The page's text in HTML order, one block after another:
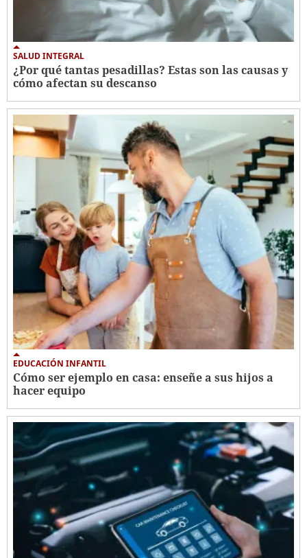
SALUD INTEGRAL
¿Por qué tantas pesadillas? Estas son las causas y
cómo afectan su descanso
EDUCACIÓN INFANTIL
Cómo ser ejemplo en casa: enseñe a sus hijos a
hacer equipo